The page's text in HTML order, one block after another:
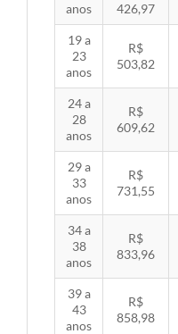
anos 426,97
19 a
23
anos
R$
503,82
24 a
28
anos
R$
609,62
29 a
33
anos
R$
731,55
34 a
38
anos
R$
833,96
39 a
43
anos
R$
858,98